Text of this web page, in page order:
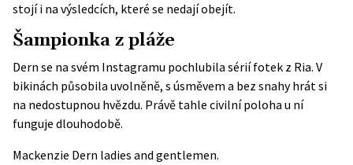
stojí i na výsledcích, které se nedají obejít.
Šampionka z pláže
Dern se na svém Instagramu pochlubila sérií fotek z Ria. V
bikinách působila uvolněně, s úsměvem a bez snahy hrát si
na nedostupnou hvězdu. Právě tahle civilní poloha u ní
funguje dlouhodobě.
Mackenzie Dern ladies and gentlemen.